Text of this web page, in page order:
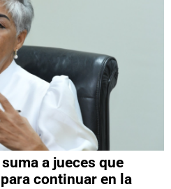
a jueces que
continuar en la